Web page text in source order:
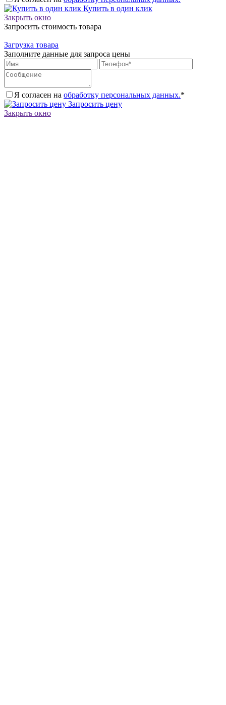
Купить в один клик
Закрыть окно
Запросить стоимость товара
Загрузка товара
Заполните данные для запроса цены
Я согласен на обработку персональных данных.*
Запросить цену
Закрыть окно